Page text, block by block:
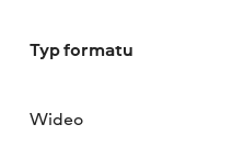
Typ formatu
Wideo